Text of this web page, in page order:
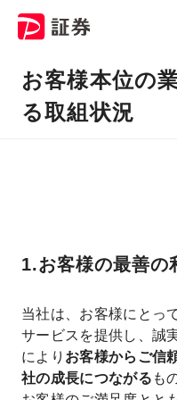
お客様本位の
る取組状況
1.お客様の最善の
当社は、お客様にとっ
サービスを提供し、誠
により お客様からご信
社の成長につながる も